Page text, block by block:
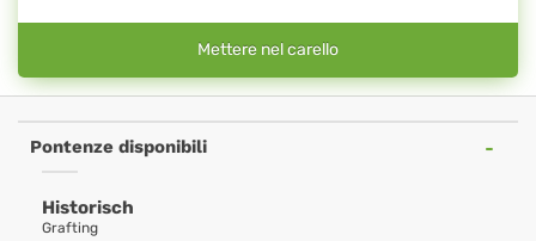
Mettere nel carello
Pontenze disponibili
Historisch
Grafting